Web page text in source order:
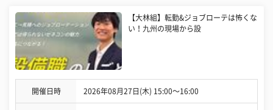
【大林組】転勤&ジョブローテは怖くな
い！九州の現場から設
開催日時 2026年08月27日(木) 15:00〜16:00